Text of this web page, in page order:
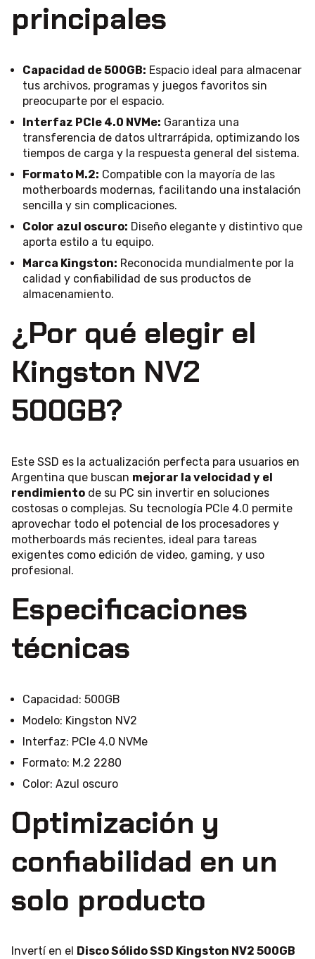
principales
Capacidad de 500GB: Espacio ideal para almacenar
tus archivos, programas y juegos favoritos sin
preocuparte por el espacio.
Interfaz PCIe 4.0 NVMe: Garantiza una
transferencia de datos ultrarrápida, optimizando los
tiempos de carga y la respuesta general del sistema.
Formato M.2: Compatible con la mayoría de las
motherboards modernas, facilitando una instalación
sencilla y sin complicaciones.
Color azul oscuro: Diseño elegante y distintivo que
aporta estilo a tu equipo.
Marca Kingston: Reconocida mundialmente por la
calidad y confiabilidad de sus productos de
almacenamiento.
¿Por qué elegir el
Kingston NV2
500GB?
Este SSD es la actualización perfecta para usuarios en
Argentina que buscan mejorar la velocidad y el
rendimiento de su PC sin invertir en soluciones
costosas o complejas. Su tecnología PCIe 4.0 permite
aprovechar todo el potencial de los procesadores y
motherboards más recientes, ideal para tareas
exigentes como edición de video, gaming, y uso
profesional.
Especificaciones
técnicas
Capacidad: 500GB
Modelo: Kingston NV2
Interfaz: PCIe 4.0 NVMe
Formato: M.2 2280
Color: Azul oscuro
Optimización y
confiabilidad en un
solo producto
Invertí en el Disco Sólido SSD Kingston NV2 500GB